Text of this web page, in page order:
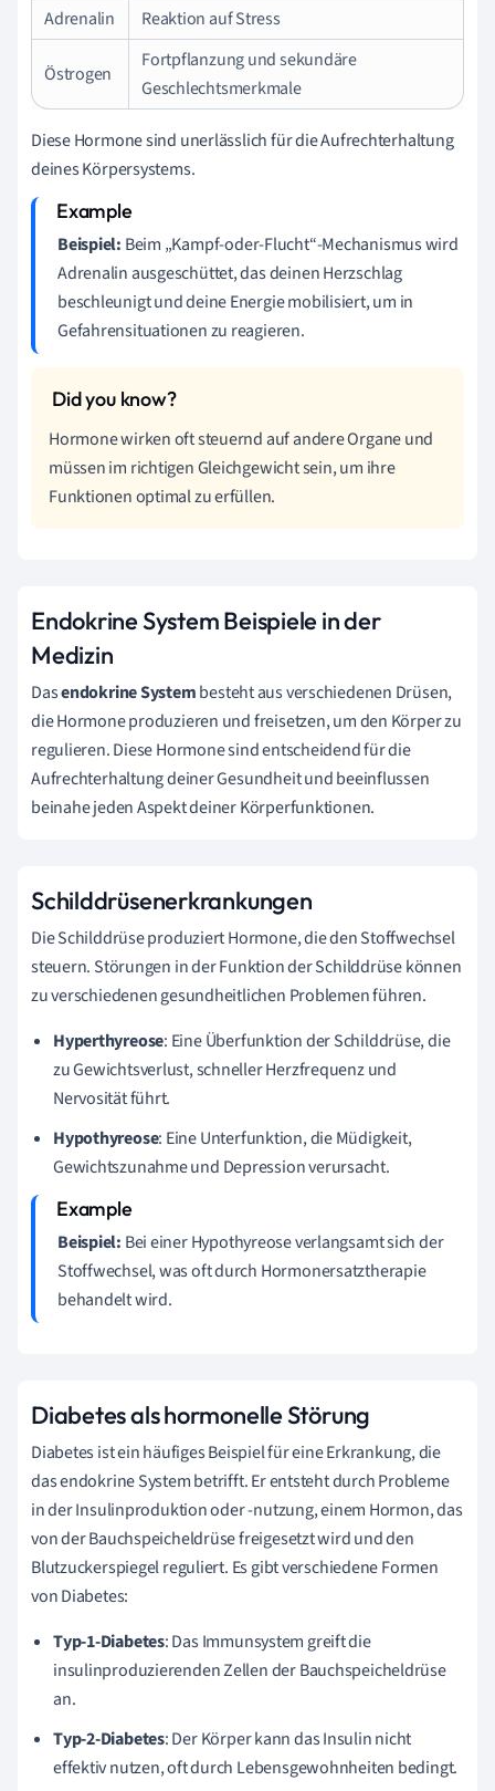
Adrenalin
Reaktion auf Stress
Östrogen
Fortpflanzung und sekundäre
Geschlechtsmerkmale
Diese Hormone sind unerlässlich für die Aufrechterhaltung
deines Körpersystems.
Beispiel: Beim „Kampf-oder-Flucht“-Mechanismus wird
Adrenalin ausgeschüttet, das deinen Herzschlag
beschleunigt und deine Energie mobilisiert, um in
Gefahrensituationen zu reagieren.
Hormone wirken oft steuernd auf andere Organe und
müssen im richtigen Gleichgewicht sein, um ihre
Funktionen optimal zu erfüllen.
Endokrine System Beispiele in der
Medizin
Dasendokrine Systembesteht aus verschiedenen Drüsen,
die Hormone produzieren und freisetzen, um den Körper zu
regulieren. Diese Hormone sind entscheidend für die
Aufrechterhaltung deiner Gesundheit und beeinflussen
beinahe jeden Aspekt deiner Körperfunktionen.
Schilddrüsenerkrankungen
Die Schilddrüse produziert Hormone, die den Stoffwechsel
steuern. Störungen in der Funktion der Schilddrüse können
zu verschiedenen gesundheitlichen Problemen führen.
Hyperthyreose: Eine Überfunktion der Schilddrüse, die
zu Gewichtsverlust, schneller Herzfrequenz und
Nervosität führt.
Hypothyreose: Eine Unterfunktion, die Müdigkeit,
Gewichtszunahme und Depression verursacht.
Beispiel: Bei einer Hypothyreose verlangsamt sich der
Stoffwechsel, was oft durch Hormonersatztherapie
behandelt wird.
Diabetes als hormonelle Störung
Diabetes ist ein häufiges Beispiel für eine Erkrankung, die
das endokrine System betrifft. Er entsteht durch Probleme
in der Insulinproduktion oder -nutzung, einem Hormon, das
von der Bauchspeicheldrüse freigesetzt wird und den
Blutzuckerspiegel reguliert. Es gibt verschiedene Formen
von Diabetes:
Typ-1-Diabetes: Das Immunsystem greift die
insulinproduzierenden Zellen der Bauchspeicheldrüse
an.
Typ-2-Diabetes: Der Körper kann das Insulin nicht
effektiv nutzen, oft durch Lebensgewohnheiten bedingt.